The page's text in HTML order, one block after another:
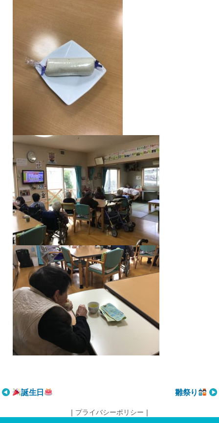
投
ナ
誕生日 雛祭り
｜ プライバシーポリシー ｜